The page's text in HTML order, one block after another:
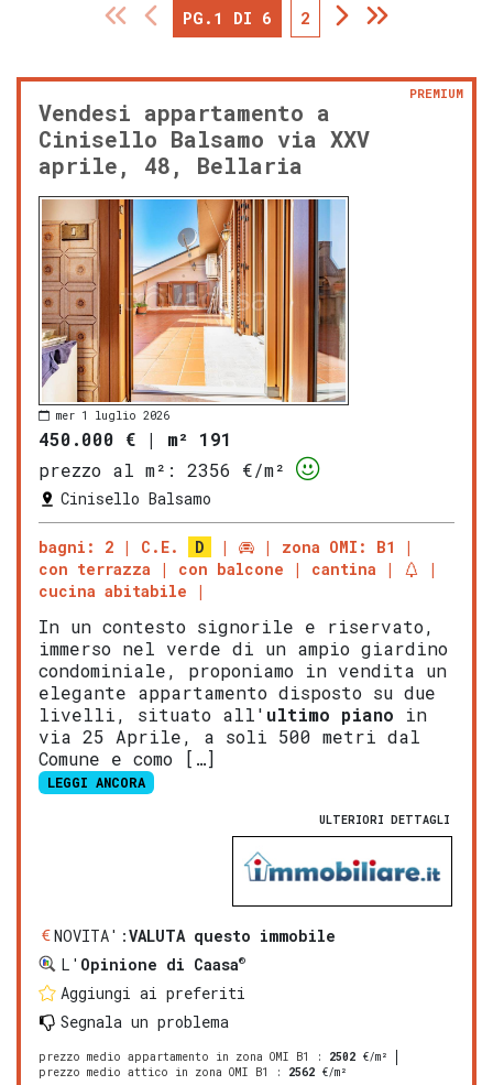
PG.1 DI 6 2
Vendesi appartamento a
Cinisello Balsamo via XXV
aprile, 48, Bellaria
PREMIUM
mer 1 luglio 2026
450.000 € | m² 191
prezzo al m²:
2356 €/m²
Cinisello Balsamo
bagni: 2 C.E. D
zona OMI: B1
con terrazza
con balcone
cantina
cucina abitabile
In un contesto signorile e riservato,
immerso nel verde di un ampio giardino
condominiale, proponiamo in vendita un
elegante appartamento disposto su due
livelli, situato all' ultimo piano in
via 25 Aprile, a soli 500 metri dal
Comune e como […]
LEGGI ANCORA
ULTERIORI DETTAGLI
NOVITA':VALUTA questo immobile
L' Opinione di Caasa®
Aggiungi ai preferiti
Segnala un problema
prezzo medio appartamento in zona OMI B1 : 2502 €/m²
prezzo medio attico in zona OMI B1
: 2562 €/m²